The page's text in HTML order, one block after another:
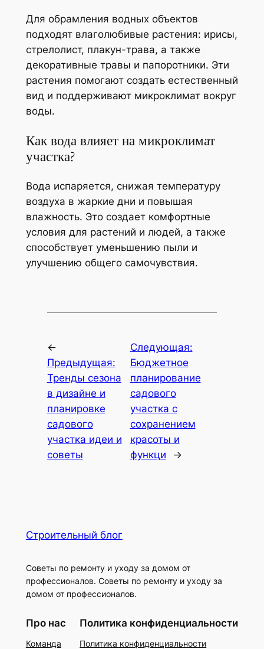
Для обрамления водных объектов
подходят влаголюбивые растения: ирисы,
стрелолист, плакун-трава, а также
декоративные травы и папоротники. Эти
растения помогают создать естественный
вид и поддерживают микроклимат вокруг
воды.
Как вода влияет на микроклимат
участка?
Вода испаряется, снижая температуру
воздуха в жаркие дни и повышая
влажность. Это создает комфортные
условия для растений и людей, а также
способствует уменьшению пыли и
улучшению общего самочувствия.
←
Предыдущая:
Тренды сезона
в дизайне и
планировке
садового
участка идеи и
советы
Следующая:
Бюджетное
планирование
садового
участка с
сохранением
красоты и
функци
→
Строительный блог
Советы по ремонту и уходу за домом от
профессионалов. Советы по ремонту и уходу за
домом от профессионалов.
Про нас
Команда
Политика конфиденциальности
Политика конфиденциальности